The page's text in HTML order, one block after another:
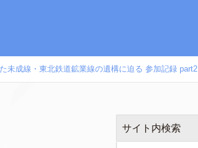
未成線・東北鉄道鉱業線の遺構に迫る 参加記録 part2
サイト内検索